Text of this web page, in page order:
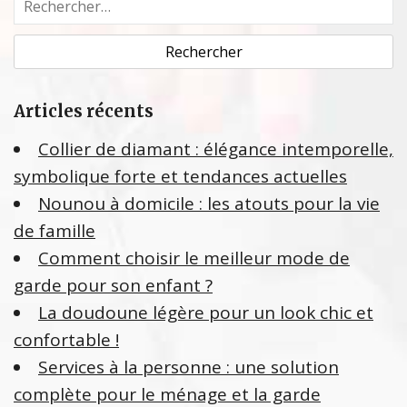
e
c
h
r
h
e
r
Articles récents
Collier de diamant : élégance intemporelle,
symbolique forte et tendances actuelles
Nounou à domicile : les atouts pour la vie
de famille
Comment choisir le meilleur mode de
garde pour son enfant ?
La doudoune légère pour un look chic et
confortable !
Services à la personne : une solution
complète pour le ménage et la garde